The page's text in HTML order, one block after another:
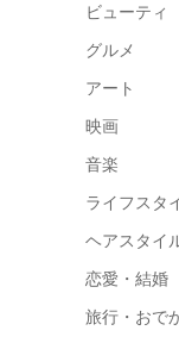
ビューティ
グルメ
アート
映画
音楽
ライフスタ
ヘアスタイ
恋愛・結婚
旅行・おで